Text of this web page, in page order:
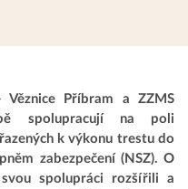
Věznice Příbram a ZZMS
spolupracují na poli
k výkonu trestu do
zabezpečení (NSZ). O
spolupráci rozšířili a